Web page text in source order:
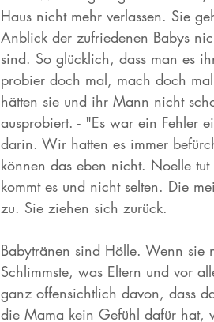
Haus nicht mehr verlassen. Sie
Anblick der zufriedenen Babys
sind. So glücklich, dass man es
probier doch mal, mach doch
hätten sie und ihr Mann nicht
ausprobiert. - "Es war ein Fehler
darin. Wir hatten es immer
können das eben nicht. Noelle
kommt es und nicht selten. Die
zu. Sie ziehen sich zurück.
Babytränen sind Hölle. Wenn
Schlimmste, was Eltern und vor
ganz offensichtlich davon, dass
die Mama kein Gefühl dafür hat,